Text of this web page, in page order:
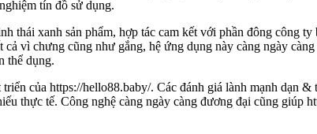
tín đồ sử dụng.
thái xanh sản phẩm, hợp tác cam kết với phần đông công
vì chưng cũng như gắng, hệ ứng dụng này càng ngày
thể dụng.
của https://hello88.baby/. Các đánh giá lành mạnh dạn
thực tế. Công nghệ càng ngày càng đương đại cũng giúp